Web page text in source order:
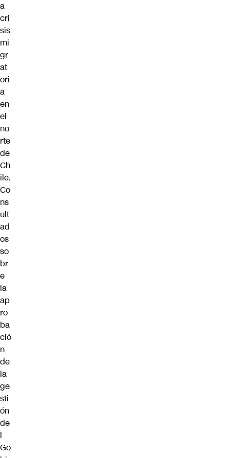
a
cri
sis
mi
gr
at
ori
a
en
el
no
rte
de
Ch
ile.
Co
ns
ult
ad
os
so
br
e
la
ap
ro
ba
ció
n
de
la
ge
sti
ón
de
l
Go